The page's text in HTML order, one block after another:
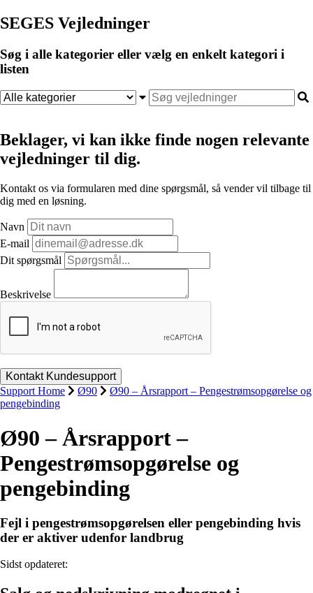
SEGES Vejledninger
Søg i alle kategorier eller vælg en enkelt kategori i
listen
Beklager, vi kan ikke finde nogen relevante
vejledninger til dig.
Kontakt os via formularen med dine spørgsmål, så vender vil tilbage til
dig med en løsning.
Navn
E-mail
Dit spørgsmål
Beskrivelse
Support Home Ø90
Ø90 – Årsrapport – Pengestrømsopgørelse og
pengebinding
Ø90 – Årsrapport –
Pengestrømsopgørelse og
pengebinding
Fejl i pengestrømsopgørelsen eller pengebinding hvis
der er aktiver udenfor landbrug
Sidst opdateret: